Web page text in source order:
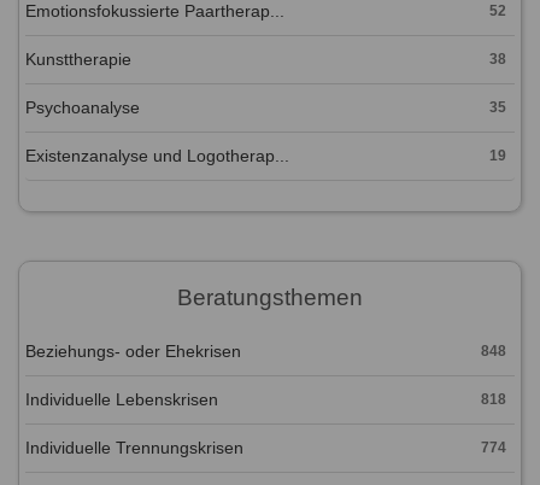
Emotionsfokussierte Paartherap... 52
Kunsttherapie 38
Psychoanalyse 35
Existenzanalyse und Logotherap... 19
Beratungsthemen
Beziehungs- oder Ehekrisen 848
Individuelle Lebenskrisen 818
Individuelle Trennungskrisen 774